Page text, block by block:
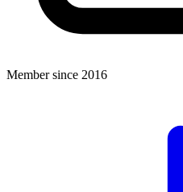
Member since 2016